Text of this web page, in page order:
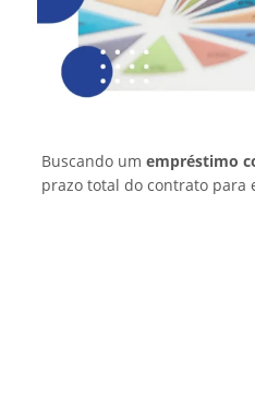
Buscando um empréstimo
prazo total do contrato para